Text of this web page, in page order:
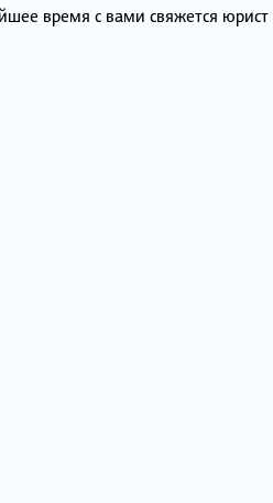
время с вами свяжется юрист